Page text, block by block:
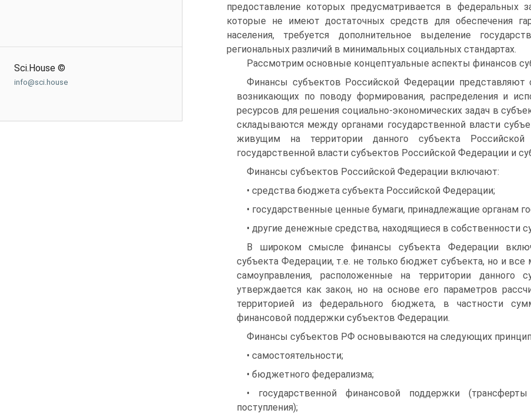
Sci.House ©
info@sci.house
предоставление которых предусматривается в федеральных
которые не имеют доста­точных средств для обеспечения
населения, требуется дополнительное выделение
региональных различий в минимальных социальных стандартах.
Рассмотрим основные концептуальные аспекты финансов
Финансы субъектов Российской Федерации
возникающих по поводу фор­мирования, распределения и
ресурсов для решения социально-экономических задач в
складываются между органами государственной власти
живущим на территории данного субъекта
государственной власти субъектов Российской Федерации и
Финансы субъектов Российской Федерации включают:
• средства бюджета субъекта Российской Федерации;
• государственные ценные бумаги, принадлежащие органам
• другие денежные средства, находящиеся в собственности
В широком смысле финансы субъекта Федерации
субъекта Федерации, т.е. не только бюджет субъекта, но и
самоуправления, расположенные на территории данного
утверждается как закон, но на основе его параметров
территорией из федерального бюджета, в частности
финансовой поддержки субъектов Федерации.
Финансы субъектов РФ основываются на следующих
• самостоятельности;
• бюджетного федерализма;
• государственной финансовой поддержки
поступления);